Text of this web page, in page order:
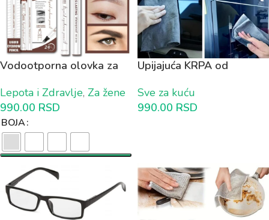
Vodootporna olovka za
obrva 1+1 GRATIS
Lepota i Zdravlje, Za žene
990.00 RSD
BOJA
Upijajuća KRPA od
komada)
Sve za kuću
990.00 RSD